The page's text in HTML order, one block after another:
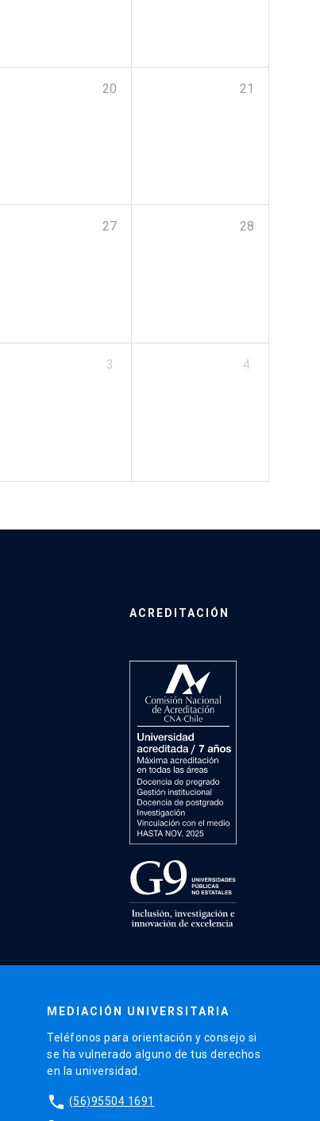
20 21
27 28
3 4
ACREDITACIÓN
MEDIACIÓN UNIVERSITARIA
Teléfonos para orientación y consejo si
se ha vulnerado alguno de tus derechos
en la universidad.
phone (56)95504 1691